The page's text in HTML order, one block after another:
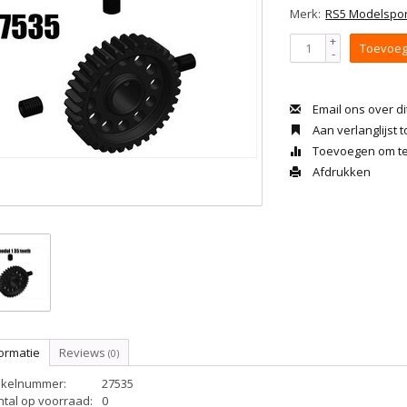
Merk: RS5
+
-
Email ons over
Aan verlanglijst
Toevoegen om
Afdrukken
Reviews (0)
27535
op voorraad:
0